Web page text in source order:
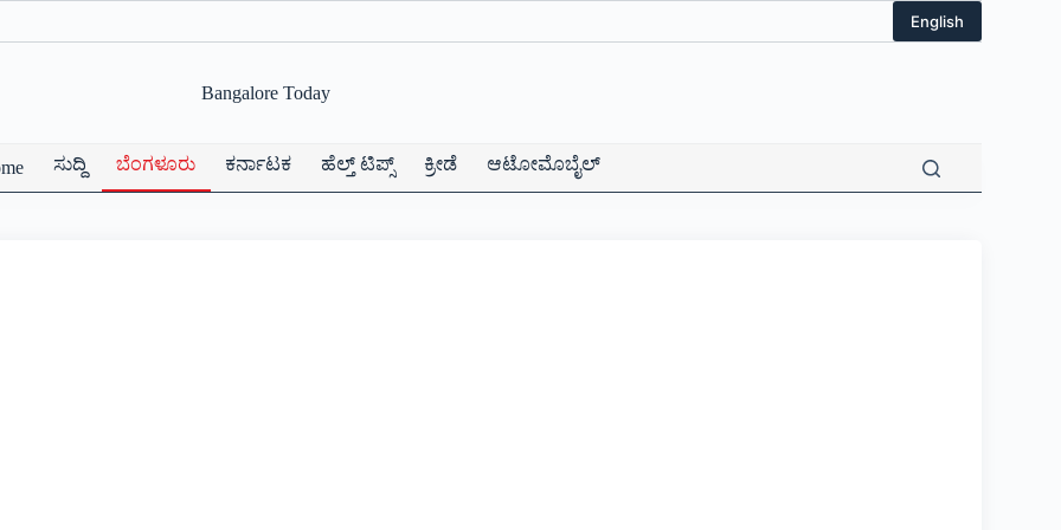
English
Bangalore Today
ಸುದ್ದಿ ಬೆಂಗಳೂರು ಕರ್ನಾಟಕ ಹೆಲ್ತ್ ಟಿಪ್ಸ್ ಕ್ರೀಡೆ ಆಟೋಮೊಬೈಲ್